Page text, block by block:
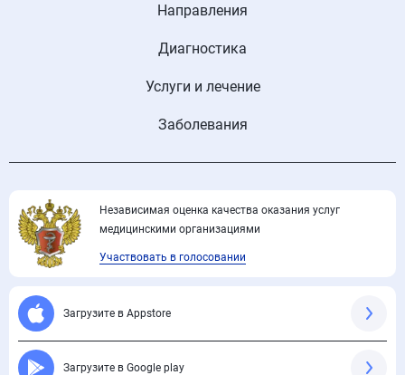
Независимая оценка качества оказания услуг
медицинскими организациями
Участвовать в голосовании
Загрузите в Appstore
Загрузите в Google play
Направления
Диагностика
Услуги и лечение
Заболевания